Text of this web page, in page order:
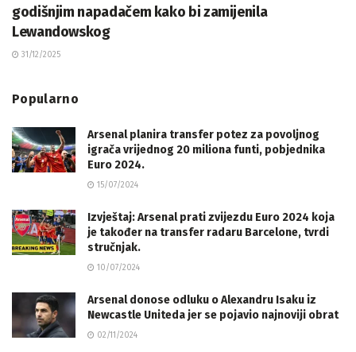
godišnjim napadačem kako bi zamijenila
Lewandowskog
31/12/2025
Popularno
Arsenal planira transfer potez za povoljnog
igrača vrijednog 20 miliona funti, pobjednika
Euro 2024.
15/07/2024
Izvještaj: Arsenal prati zvijezdu Euro 2024 koja
je također na transfer radaru Barcelone, tvrdi
stručnjak.
10/07/2024
Arsenal donose odluku o Alexandru Isaku iz
Newcastle Uniteda jer se pojavio najnoviji obrat
02/11/2024